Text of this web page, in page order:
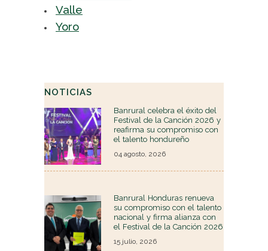
Valle
Yoro
NOTICIAS
Banrural celebra el éxito del
Festival de la Canción 2026 y
reafirma su compromiso con
el talento hondureño
04 agosto, 2026
Banrural Honduras renueva
su compromiso con el talento
nacional y firma alianza con
el Festival de la Canción 2026
15 julio, 2026